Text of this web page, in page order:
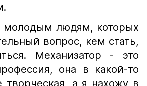
молодым людям, которых
вопрос, кем стать,
Механизатор - это
она в какой-то
творческая, а я нахожу в